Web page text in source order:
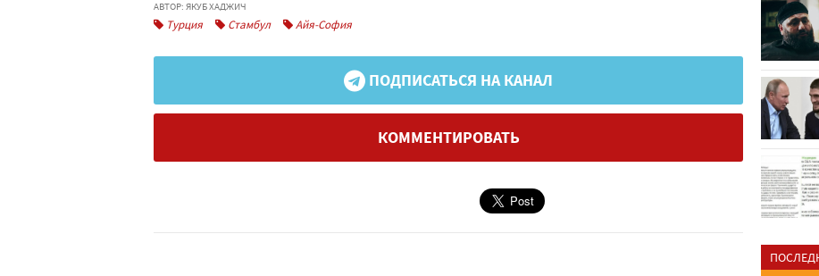
АВТОР: ЯКУБ ХАДЖИЧ
Турция Стамбул Айя-София
ПОДПИСАТЬСЯ НА КАНАЛ
КОММЕНТИРОВАТЬ